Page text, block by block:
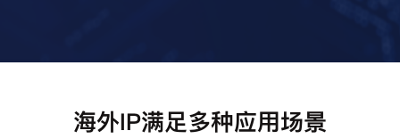
海外IP满足多种应用场景